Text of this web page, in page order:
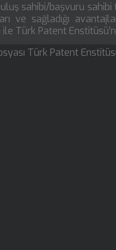
sahibi/başvuru
ve sağladığı
Türk Patent
Türk Patent